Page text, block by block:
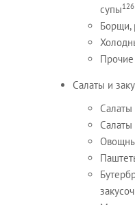
супы126
Борщи,
Салаты и